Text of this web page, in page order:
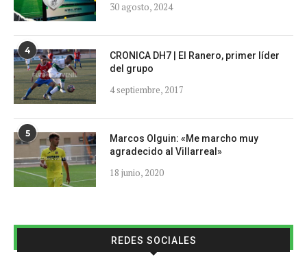
30 agosto, 2024
4
CRONICA DH7 | El Ranero, primer líder
del grupo
4 septiembre, 2017
5
Marcos Olguin: «Me marcho muy
agradecido al Villarreal»
18 junio, 2020
REDES SOCIALES